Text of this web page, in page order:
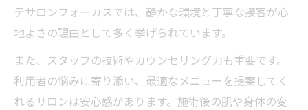
テサロンフォーカスでは、静かな環境と丁寧な接客が心
地よさの理由として多く挙げられています。
また、スタッフの技術やカウンセリング力も重要です。
利用者の悩みに寄り添い、最適なメニューを提案してく
れるサロンは安心感があります。施術後の肌や身体の変